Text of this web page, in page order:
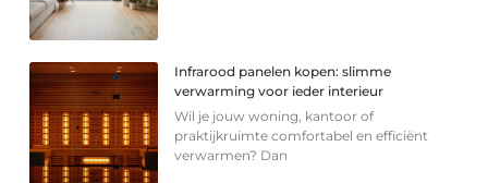
Infrarood panelen kopen: slimme
verwarming voor ieder interieur
Wil je jouw woning, kantoor of
praktijkruimte comfortabel en efficiënt
verwarmen? Dan